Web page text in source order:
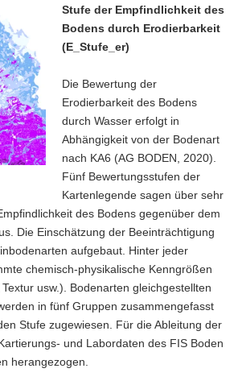
Stufe der Empfindlichkeit des
Bodens durch Erodierbarkeit
(E_Stufe_er)
Die Bewertung der
Erodierbarkeit des Bodens
durch Wasser erfolgt in
Abhängigkeit von der Bodenart
nach KA6 (AG BODEN, 2020).
Fünf Bewertungsstufen der
Kartenlegende sagen über sehr
des Bodens gegenüber dem
Die Einschätzung der Beeinträchtigung
aufgebaut. Hinter jeder
chemisch-physikalische Kenngrößen
usw.). Bodenarten gleichgestellten
in fünf Gruppen zusammengefasst
Stufe zugewiesen. Für die Ableitung der
und Labordaten des FIS Boden
herangezogen.